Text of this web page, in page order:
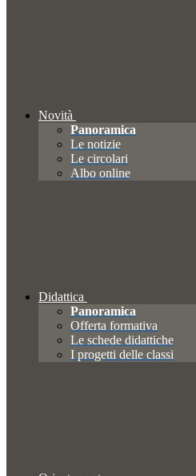
Novità
Panoramica
Le notizie
Le circolari
Albo online
Didattica
Panoramica
Offerta formativa
Le schede didattiche
I progetti delle classi